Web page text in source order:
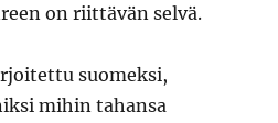
on riittävän selvä.
suomeksi,
mihin tahansa